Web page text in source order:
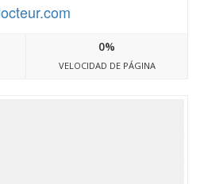
0%
VELOCIDAD DE PÁGINA